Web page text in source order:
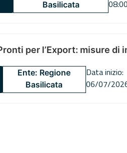
Basilicata
08:00
per l’Export: misure
Ente: Regione
Basilicata
Data inizio:
06/07/